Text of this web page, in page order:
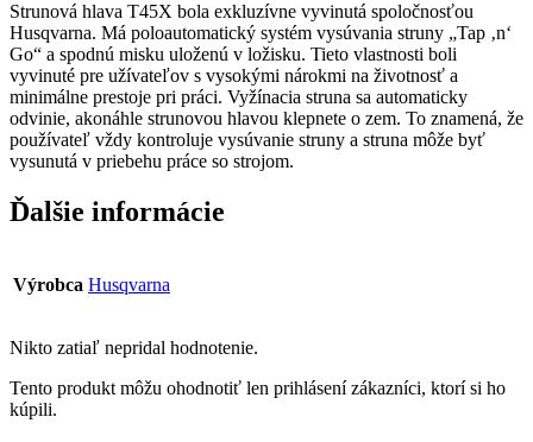
Strunová hlava T45X bola exkluzívne vyvinutá spoločnosťou
Husqvarna. Má poloautomatický systém vysúvania struny „Tap ‚n‘
Go“ a spodnú misku uloženú v ložisku. Tieto vlastnosti boli
vyvinuté pre užívateľov s vysokými nárokmi na životnosť a
minimálne prestoje pri práci. Vyžínacia struna sa automaticky
odvinie, akonáhle strunovou hlavou klepnete o zem. To znamená, že
používateľ vždy kontroluje vysúvanie struny a struna môže byť
vysunutá v priebehu práce so strojom.
Ďalšie informácie
Výrobca Husqvarna
Nikto zatiaľ nepridal hodnotenie.
Tento produkt môžu ohodnotiť len prihlásení zákazníci, ktorí si ho
kúpili.